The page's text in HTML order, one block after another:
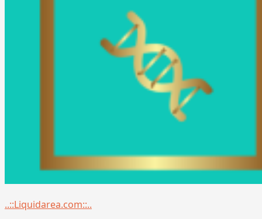
Menu
..::Liquidarea.com::..